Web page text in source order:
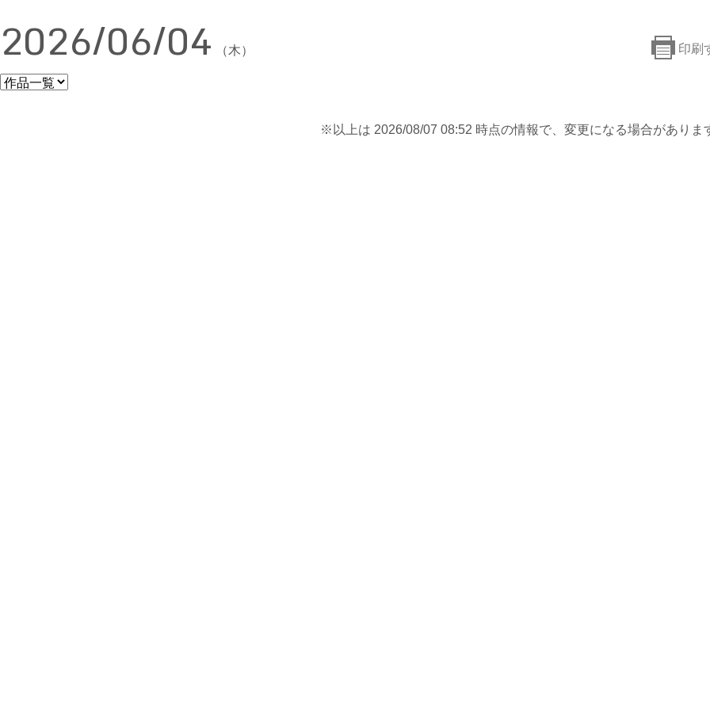
印刷
2026/06/04 （木）
※以上は 2026/08/07 08:52 時点の情報で、変更になる場合がありま